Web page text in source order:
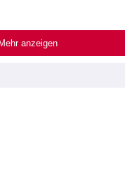
Mehr anzeigen